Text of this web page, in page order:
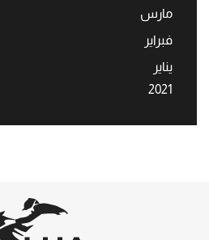
مارس
فبراير
يناير
2021